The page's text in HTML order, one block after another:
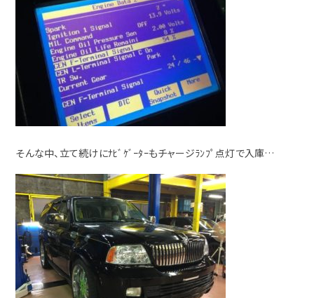
そんな中、立て続けにﾅﾋﾞｹﾞｰﾀｰもチャージﾗﾝﾌﾟ点灯で入庫…